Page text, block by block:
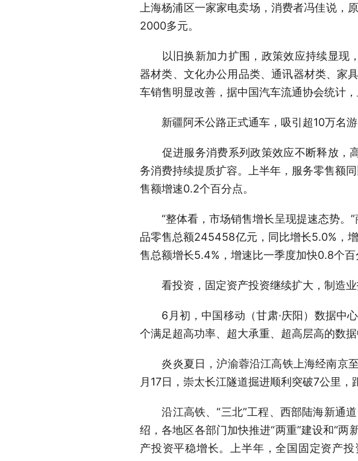
上海杨浦区一家家电卖场，消费者冯佳说
2000多元。
以旧换新加力扩围，政策效应持续显现，
器材类、文化办公用品类、通讯器材类、家
车销售明显改善，据中国汽车流通协会统计
新疆阿禾公路正式通车，吸引超10万名游
促进服务消费系列政策效应不断释放，高
务消费持续提质扩容。上半年，服务零售额
售额增速0.2个百分点。
“整体看，市场销售增长呈现提速态势。”
品零售总额245458亿元，同比增长5.0%，
售总额增长5.4%，增速比一季度加快0.8个
看投资，固定资产投资继续扩大，制造业
6月初，中国移动（甘肃·庆阳）数据中心
个满足超高功率、超大承重、超高层高的数
炎炎夏日，沪渝蓉沿江高铁上海经南京至
月17日，崇太长江隧道掘进顺利突破7公里，
沿江高铁、“三北”工程、西部陆海新通道
绍，各地区各部门加快推进“两重”建设和“
产投资平稳增长。上半年，全国固定资产